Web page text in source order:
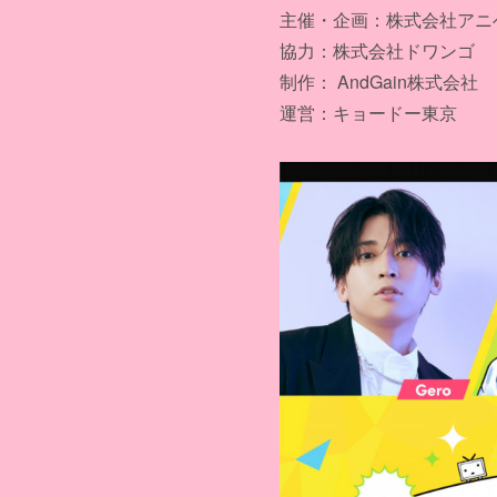
主催・企画：株式会社ア
協力：株式会社ドワンゴ
制作： AndGain株式会社
運営：キョードー東京